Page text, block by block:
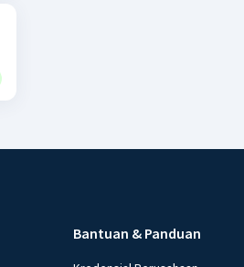
Bantuan & Panduan